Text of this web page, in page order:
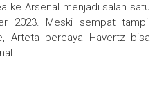
ke Arsenal menjadi salah satu
2023. Meski sempat tampil
Arteta percaya Havertz bisa